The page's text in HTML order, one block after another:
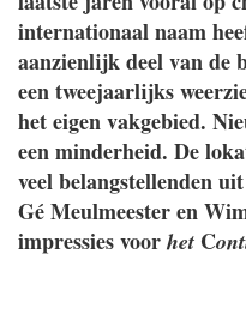
internationaal naam
aanzienlijk deel van de
een tweejaarlijks
het eigen vakgebied.
een minderheid. De
veel belangstellenden
Gé Meulmeester en
impressies voor het C